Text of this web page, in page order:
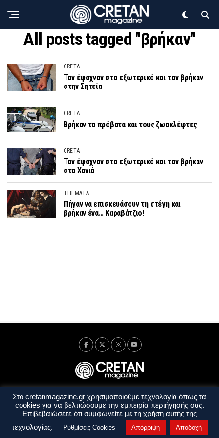
All posts tagged "βρήκαν"
CRETA
Τον έψαχναν στο εξωτερικό και τον βρήκαν
στην Σητεία
CRETA
Βρήκαν τα πρόβατα και τους ζωοκλέφτες
CRETA
Τον έψαχναν στο εξωτερικό και τον βρήκαν
στα Χανιά
THEMATA
Πήγαν να επισκευάσουν τη στέγη και
βρήκαν ένα… Καραβάτζιο!
Ταυτότητα Πολιτική Απορρήτου
Όροι Χρήσης
Όροι και Προϋποθέσεις
Στο cretanmagazine.gr χρησιμοποιούμε τεχνολογία όπως τα
cookies για να βελτιώσουμε την εμπειρία περιήγησής σας.
Επιβεβαιώσετε ότι συμφωνείτε με τη χρήση αυτής της
τεχνολογίας.
Ρυθμίσεις Cookies Απόρριψη Αποδοχή